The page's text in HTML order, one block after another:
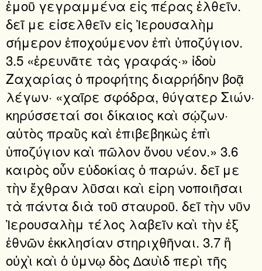
ἐμοῦ γεγραμμένα εἰς πέρας ἐλθεῖν.
δεῖ με εἰσελθεῖν εἰς Ἰερουσαλὴμ
σήμερον ἐποχούμενον ἐπὶ ὑποζύγιον.
3.5 «ἐρευνᾶτε τὰς γραφάς·» ἰδοὺ
Ζαχαρίας ὁ προφήτης διαρρήδην βοᾷ
λέγων· «χαῖρε σφόδρα, θύγατερ Σιών·
κηρύσσεταί σοι δίκαιος καὶ σῴζων·
αὐτὸς πραῢς καὶ ἐπιβεβηκὼς ἐπὶ
ὑποζύγιον καὶ πῶλον ὄνου νέον.» 3.6
καιρὸς οὖν εὐδοκίας ὁ παρών. δεῖ με
τὴν ἔχθραν λῦσαι καὶ εἰρη νοποιῆσαι
τὰ πάντα διὰ τοῦ σταυροῦ. δεῖ τὴν νῦν
Ἰερουσαλὴμ τέλος λαβεῖν καὶ τὴν ἐξ
ἐθνῶν ἐκκλησίαν στηριχθῆναι. 3.7 ἢ
οὐχὶ καὶ ὁ ὑμνῳ δὸς ∆αυὶδ περὶ τῆς